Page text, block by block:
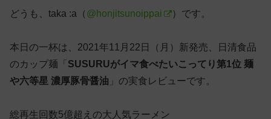
どうも、taka :a（ @honjitsunoippai ）です。
本日の一杯は、2021年11月22日（月）新発売、日清食品
のカップ麺「 SUSURUがイマ食べたいこってり第1位 麺
や六等星 濃厚豚骨醤油 」の実食レビューです。
総再生回数5億超えの大人気ラーメン